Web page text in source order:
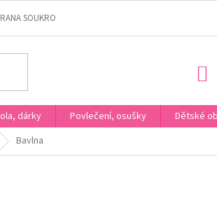
SOUKROMÍ
dárky Povlečení, osušky Dětské
Bavlna